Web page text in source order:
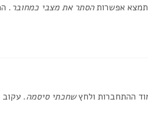
אפשרותהסתר את מצבי כמחובר .
ההתחברות ולחץשחכתי סיסמה.